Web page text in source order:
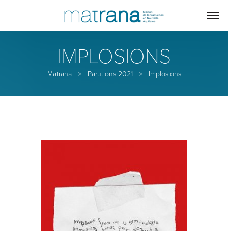
IMPLOSIONS
Matrana> Parutions 2021 > Implosions